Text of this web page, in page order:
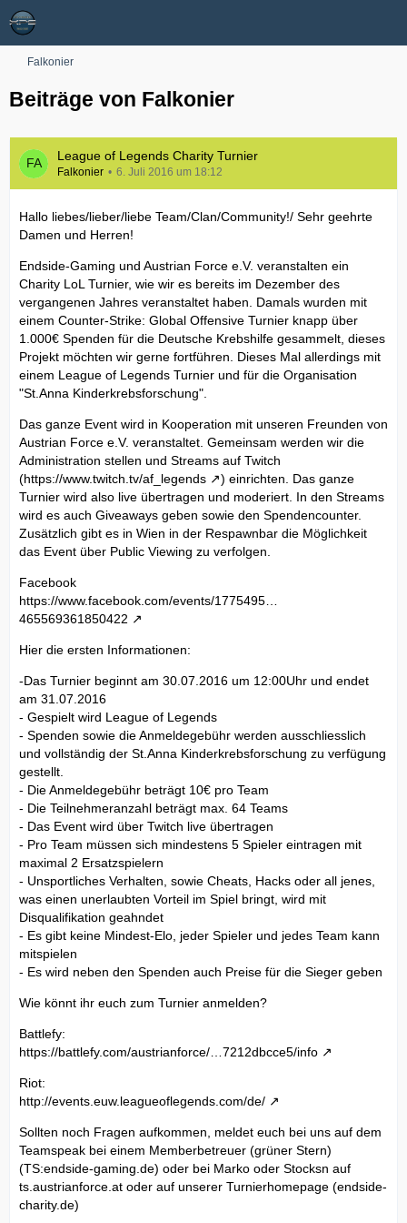
Falkonier
Beiträge von Falkonier
League of Legends Charity Turnier
Falkonier 6. Juli 2016 um 18:12
Hallo liebes/lieber/liebe Team/Clan/Community!/ Sehr geehrte
Damen und Herren!
Endside-Gaming und Austrian Force e.V. veranstalten ein
Charity LoL Turnier, wie wir es bereits im Dezember des
vergangenen Jahres veranstaltet haben. Damals wurden mit
einem Counter-Strike: Global Offensive Turnier knapp über
1.000€ Spenden für die Deutsche Krebshilfe gesammelt, dieses
Projekt möchten wir gerne fortführen. Dieses Mal allerdings mit
einem League of Legends Turnier und für die Organisation
"St.Anna Kinderkrebsforschung".
Das ganze Event wird in Kooperation mit unseren Freunden von
Austrian Force e.V. veranstaltet. Gemeinsam werden wir die
Administration stellen und Streams auf Twitch
(https://www.twitch.tv/af_legends
) einrichten. Das ganze
Turnier wird also live übertragen und moderiert. In den Streams
wird es auch Giveaways geben sowie den Spendencounter.
Zusätzlich gibt es in Wien in der Respawnbar die Möglichkeit
das Event über Public Viewing zu verfolgen.
Facebook
https://www.facebook.com/events/1775495…
465569361850422
Hier die ersten Informationen:
-Das Turnier beginnt am 30.07.2016 um 12:00Uhr und endet
am 31.07.2016
- Gespielt wird League of Legends
- Spenden sowie die Anmeldegebühr werden ausschliesslich
und vollständig der St.Anna Kinderkrebsforschung zu verfügung
gestellt.
- Die Anmeldegebühr beträgt 10€ pro Team
- Die Teilnehmeranzahl beträgt max. 64 Teams
- Das Event wird über Twitch live übertragen
- Pro Team müssen sich mindestens 5 Spieler eintragen mit
maximal 2 Ersatzspielern
- Unsportliches Verhalten, sowie Cheats, Hacks oder all jenes,
was einen unerlaubten Vorteil im Spiel bringt, wird mit
Disqualifikation geahndet
- Es gibt keine Mindest-Elo, jeder Spieler und jedes Team kann
mitspielen
- Es wird neben den Spenden auch Preise für die Sieger geben
Wie könnt ihr euch zum Turnier anmelden?
Battlefy:
https://battlefy.com/austrianforce/…7212dbcce5/info
Riot:
http://events.euw.leagueoflegends.com/de/
Sollten noch Fragen aufkommen, meldet euch bei uns auf dem
Teamspeak bei einem Memberbetreuer (grüner Stern)
(TS:endside-gaming.de) oder bei Marko oder Stocksn auf
ts.austrianforce.at oder auf unserer Turnierhomepage (endside-
charity.de)